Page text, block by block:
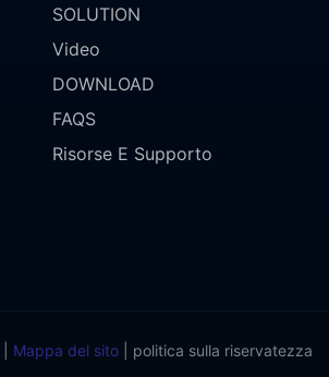
SOLUTION
Video
DOWNLOAD
FAQS
Risorse E Supporto
Mappa del sito politica sulla riservatezza